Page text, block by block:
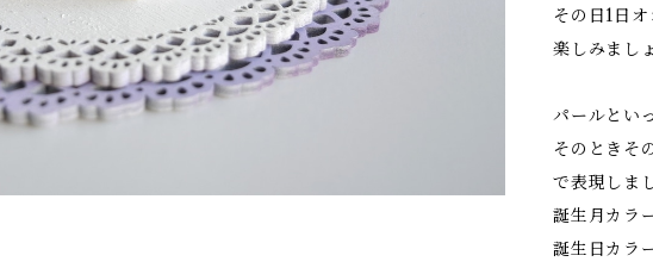
その日1日
楽しみまし
パールとい
そのときそ
で表現しま
誕生月カラ
誕生日カラ